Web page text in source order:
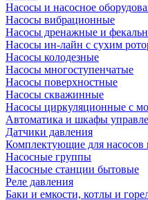
Насосы и насосное
Насосы вибрационные
Насосы дренажные и
Насосы ин-лайн с сухим
Насосы колодезные
Насосы многоступенчатые
Насосы поверхностные
Насосы скважинные
Насосы циркуляционные с
Автоматика и шкафы
Датчики давления
Комплектующие для насосов
Насосные группы
Насосные станции бытовые
Реле давления
Баки и емкости, котлы и